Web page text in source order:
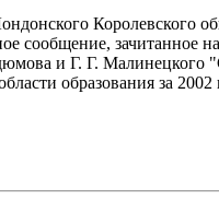
зачитанное
и Г. Г. Малинецкого
образования за 2002